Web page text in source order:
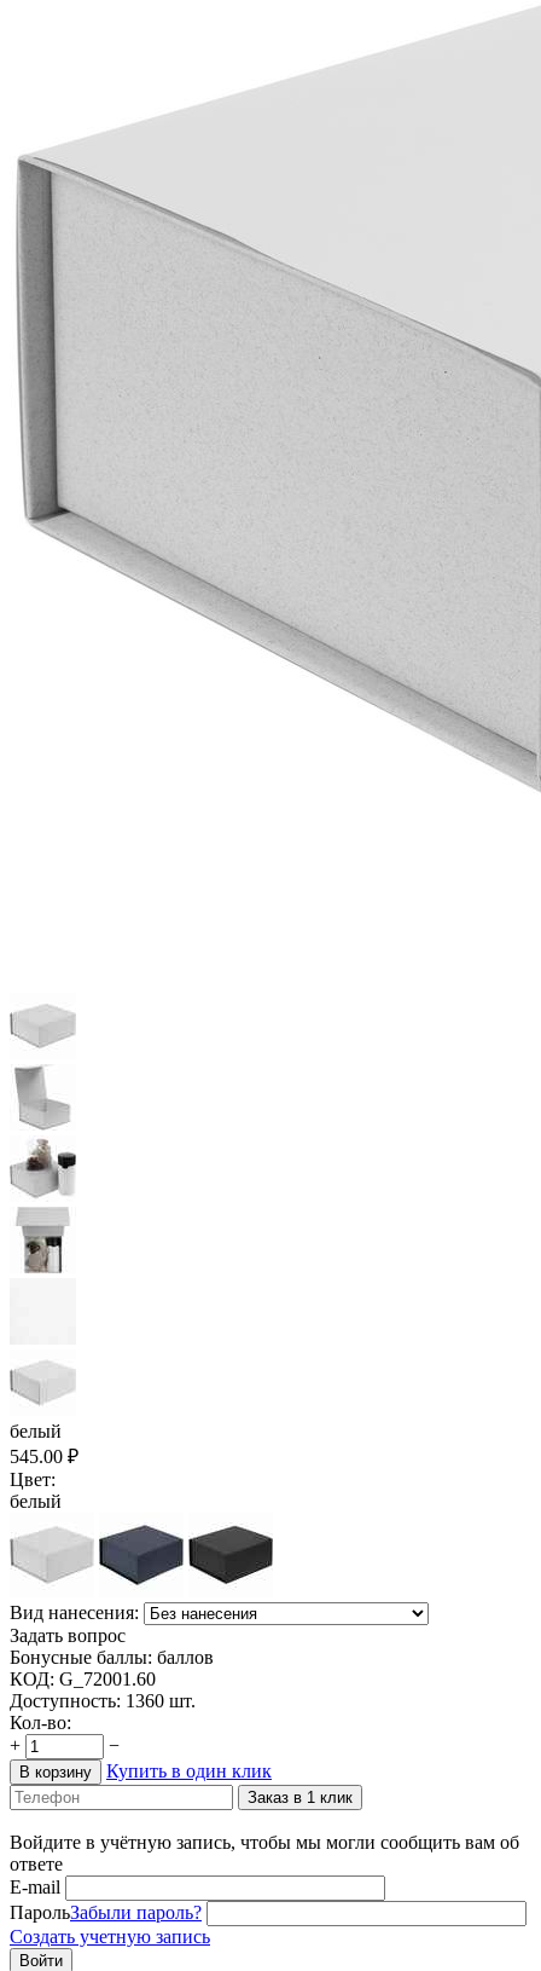
белый
545.00 ₽
Цвет:
белый
Вид нанесения:
Задать вопрос
Бонусные баллы: баллов
КОД: G_72001.60
Доступность: 1360 шт.
Кол-во:
+
−
В корзину Купить в один клик
Заказ в 1 клик
Войдите в учётную запись, чтобы мы могли сообщить вам об
ответе
E-mail
ПарольЗабыли пароль?
Создать учетную запись
Войти